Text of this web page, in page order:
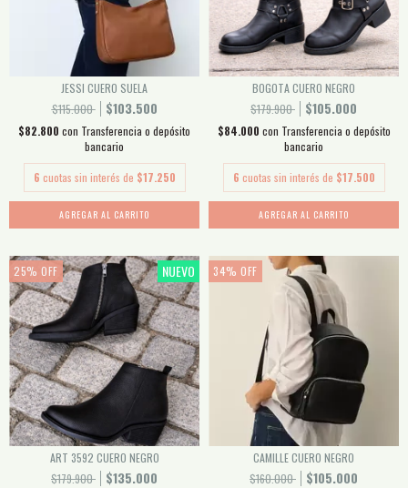
JESSI CUERO SUELA
$115.000
$103.500
$82.800 con Transferencia o depósito
bancario
6 cuotas sin interés de $17.250
AGREGAR AL CARRITO
BOGOTA CUERO NEGRO
$179.900
$105.000
$84.000 con Transferencia o depósito
bancario
6 cuotas sin interés de $17.500
AGREGAR AL CARRITO
25% OFF NUEVO
ART 3592 CUERO NEGRO
$179.900
$135.000
34% OFF
CAMILLE CUERO NEGRO
$160.000
$105.000